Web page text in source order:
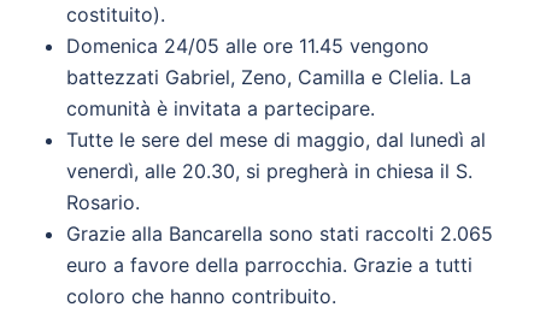
costituito).
Domenica 24/05 alle ore 11.45 vengono
battezzati Gabriel, Zeno, Camilla e Clelia. La
comunità è invitata a partecipare.
Tutte le sere del mese di maggio, dal lunedì al
venerdì, alle 20.30, si pregherà in chiesa il S.
Rosario.
Grazie alla Bancarella sono stati raccolti 2.065
euro a favore della parrocchia. Grazie a tutti
coloro che hanno contribuito.